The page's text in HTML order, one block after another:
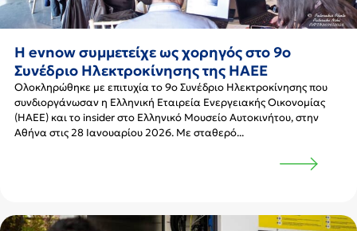
Η evnow συμμετείχε ως χορηγός στο 9ο
Συνέδριο Ηλεκτροκίνησης της HAEE
Ολοκληρώθηκε με επιτυχία το 9ο Συνέδριο Ηλεκτροκίνησης που
συνδιοργάνωσαν η Ελληνική Εταιρεία Ενεργειακής Οικονομίας
(HAEE) και το insider στο Ελληνικό Μουσείο Αυτοκινήτου, στην
Αθήνα στις 28 Ιανουαρίου 2026. Με σταθερό...